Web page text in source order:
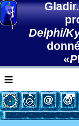
Delphi/
«
≡